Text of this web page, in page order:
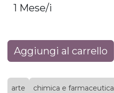
Aggiungi al carrello
arte chimica e farmaceutica